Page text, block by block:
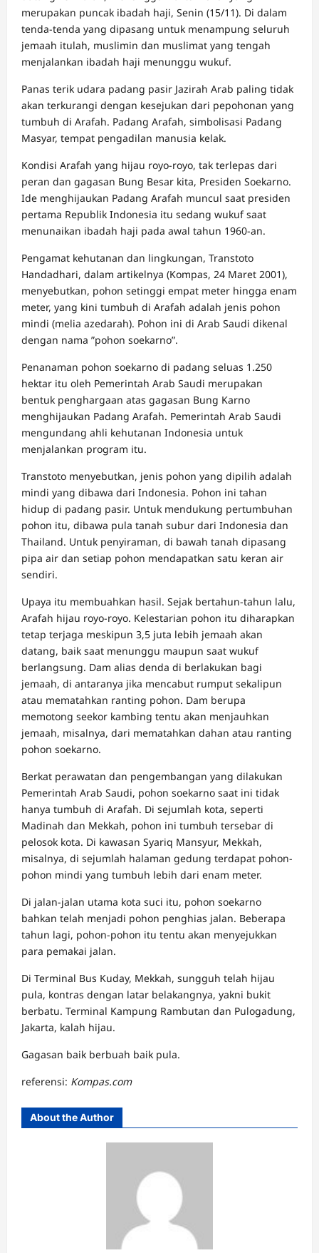
merupakan puncak ibadah haji, Senin (15/11). Di dalam
tenda-tenda yang dipasang untuk menampung seluruh
jemaah itulah, muslimin dan muslimat yang tengah
menjalankan ibadah haji menunggu wukuf.
Panas terik udara padang pasir Jazirah Arab paling tidak
akan terkurangi dengan kesejukan dari pepohonan yang
tumbuh di Arafah. Padang Arafah, simbolisasi Padang
Masyar, tempat pengadilan manusia kelak.
Kondisi Arafah yang hijau royo-royo, tak terlepas dari
peran dan gagasan Bung Besar kita, Presiden Soekarno.
Ide menghijaukan Padang Arafah muncul saat presiden
pertama Republik Indonesia itu sedang wukuf saat
menunaikan ibadah haji pada awal tahun 1960-an.
Pengamat kehutanan dan lingkungan, Transtoto
Handadhari, dalam artikelnya (Kompas, 24 Maret 2001),
menyebutkan, pohon setinggi empat meter hingga enam
meter, yang kini tumbuh di Arafah adalah jenis pohon
mindi (melia azedarah). Pohon ini di Arab Saudi dikenal
dengan nama ”pohon soekarno”.
Penanaman pohon soekarno di padang seluas 1.250
hektar itu oleh Pemerintah Arab Saudi merupakan
bentuk penghargaan atas gagasan Bung Karno
menghijaukan Padang Arafah. Pemerintah Arab Saudi
mengundang ahli kehutanan Indonesia untuk
menjalankan program itu.
Transtoto menyebutkan, jenis pohon yang dipilih adalah
mindi yang dibawa dari Indonesia. Pohon ini tahan
hidup di padang pasir. Untuk mendukung pertumbuhan
pohon itu, dibawa pula tanah subur dari Indonesia dan
Thailand. Untuk penyiraman, di bawah tanah dipasang
pipa air dan setiap pohon mendapatkan satu keran air
sendiri.
Upaya itu membuahkan hasil. Sejak bertahun-tahun lalu,
Arafah hijau royo-royo. Kelestarian pohon itu diharapkan
tetap terjaga meskipun 3,5 juta lebih jemaah akan
datang, baik saat menunggu maupun saat wukuf
berlangsung. Dam alias denda di berlakukan bagi
jemaah, di antaranya jika mencabut rumput sekalipun
atau mematahkan ranting pohon. Dam berupa
memotong seekor kambing tentu akan menjauhkan
jemaah, misalnya, dari mematahkan dahan atau ranting
pohon soekarno.
Berkat perawatan dan pengembangan yang dilakukan
Pemerintah Arab Saudi, pohon soekarno saat ini tidak
hanya tumbuh di Arafah. Di sejumlah kota, seperti
Madinah dan Mekkah, pohon ini tumbuh tersebar di
pelosok kota. Di kawasan Syariq Mansyur, Mekkah,
misalnya, di sejumlah halaman gedung terdapat pohon-
pohon mindi yang tumbuh lebih dari enam meter.
Di jalan-jalan utama kota suci itu, pohon soekarno
bahkan telah menjadi pohon penghias jalan. Beberapa
tahun lagi, pohon-pohon itu tentu akan menyejukkan
para pemakai jalan.
Di Terminal Bus Kuday, Mekkah, sungguh telah hijau
pula, kontras dengan latar belakangnya, yakni bukit
berbatu. Terminal Kampung Rambutan dan Pulogadung,
Jakarta, kalah hijau.
Gagasan baik berbuah baik pula.
referensi: Kompas.com
About the Author